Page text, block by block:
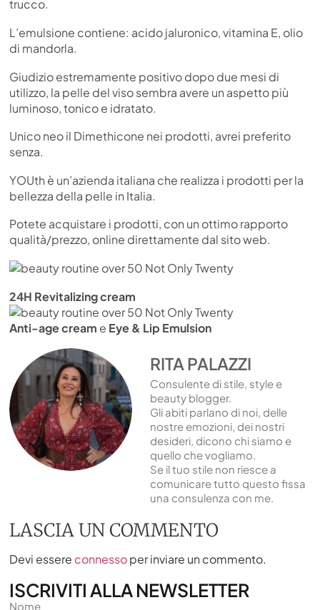
trucco.
L’emulsione contiene: acido jaluronico, vitamina E, olio
di mandorla.
Giudizio estremamente positivo dopo due mesi di
utilizzo, la pelle del viso sembra avere un aspetto più
luminoso, tonico e idratato.
Unico neo il Dimethicone nei prodotti, avrei preferito
senza.
YOUth è un’azienda italiana che realizza i prodotti per la
bellezza della pelle in Italia.
Potete acquistare i prodotti, con un ottimo rapporto
qualità/prezzo, online direttamente dal sito web.
24H Revitalizing cream
Anti-age cream e Eye & Lip Emulsion
RITA PALAZZI
Consulente di stile, style e
beauty blogger.
Gli abiti parlano di noi, delle
nostre emozioni, dei nostri
desideri, dicono chi siamo e
quello che vogliamo.
Se il tuo stile non riesce a
comunicare tutto questo fissa
una consulenza con me.
LASCIA UN COMMENTO
Devi essere connessoper inviare un commento.
ISCRIVITI ALLA NEWSLETTER
Nome